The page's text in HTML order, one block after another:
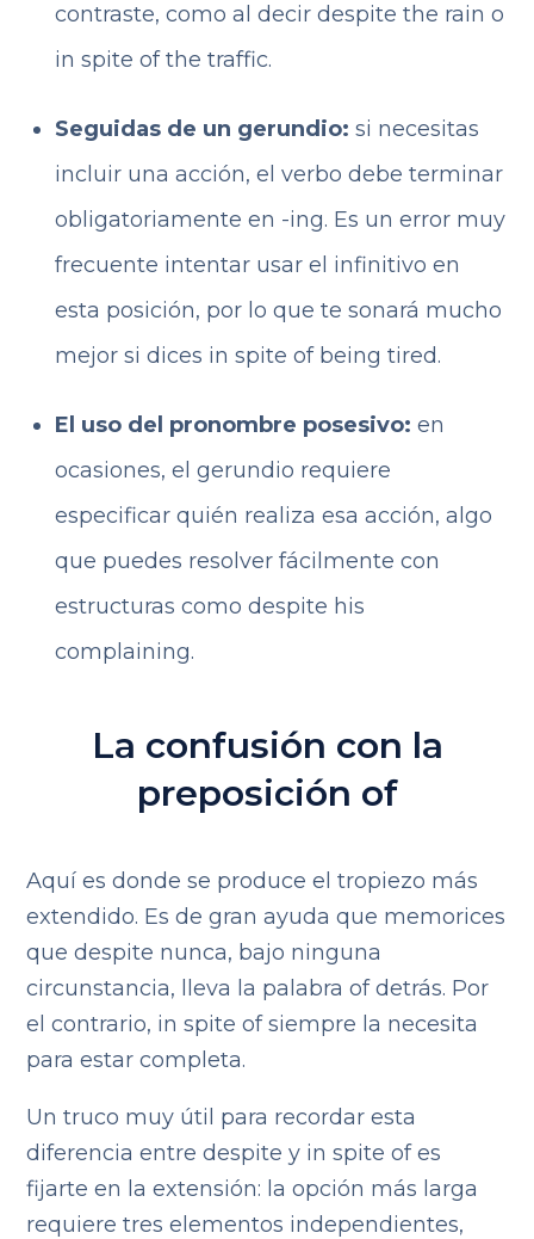
contraste, como al decir despite the rain o
in spite of the traffic.
Seguidas de un gerundio: si necesitas
incluir una acción, el verbo debe terminar
obligatoriamente en -ing. Es un error muy
frecuente intentar usar el infinitivo en
esta posición, por lo que te sonará mucho
mejor si dices in spite of being tired.
El uso del pronombre posesivo: en
ocasiones, el gerundio requiere
especificar quién realiza esa acción, algo
que puedes resolver fácilmente con
estructuras como despite his
complaining.
La confusión con la
preposición of
Aquí es donde se produce el tropiezo más
extendido. Es de gran ayuda que memorices
que despite nunca, bajo ninguna
circunstancia, lleva la palabra of detrás. Por
el contrario, in spite of siempre la necesita
para estar completa.
Un truco muy útil para recordar esta
diferencia entre despite y in spite of es
fijarte en la extensión: la opción más larga
requiere tres elementos independientes,